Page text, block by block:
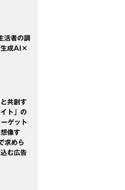
活者の調
生成AI×
共創す
ト」の
ゲット
像す
求めら
む広告